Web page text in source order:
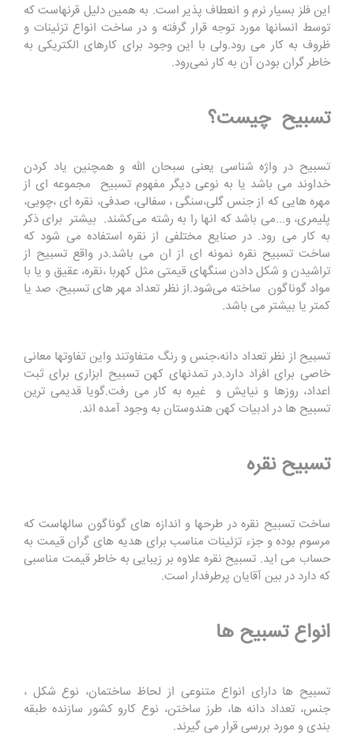
این فلز بسیار نرم و انعطاف پذیر است. به همین دلیل قرنهاست که
توسط انسانها مورد توجه قرار گرفته و در ساخت انواع تزئینات و
ظروف به کار می رود.ولی با این وجود برای کارهای الکتریکی به
خاطر گران بودن آن به کار نمی‌رود.
تسبیح چیست؟
تسبیح در واژه شناسی یعنی سبحان الله و همچنین یاد کردن
خداوند می باشد یا به نوعی دیگر مفهوم تسبیح مجموعه ای از
مهره هایی که از جنس گلی،سنگی ، سفالی، صدفی، نقره ای ،چوبی،
پلیمری، و...می باشد که انها را به رشته می‌کشند. بیشتر برای ذکر
به کار می رود. در صنایع مختلفی از نقره استفاده می شود که
ساخت تسبیح نقره نمونه ای از ان می باشد.در واقع تسبیح از
تراشیدن و شکل دادن سنگهای قیمتی مثل کهربا ،نقره، عقیق و یا با
مواد گوناگون ساخته می‌شود.از نظر تعداد مهر های تسبیح، صد یا
کمتر یا بیشتر می باشد.
تسبیح از نظر تعداد دانه،جنس و رنگ متفاوتند واین تفاوتها معانی
خاصی برای افراد دارد.در تمدنهای کهن تسبیح ابزاری برای ثبت
اعداد، روزها و نیایش و غیره به کار می رفت.گویا قدیمی ترین
تسبیح ها در ادبیات کهن هندوستان به وجود آمده اند.
تسبیح نقره
ساخت تسبیح نقره در طرحها و اندازه های گوناگون سالهاست که
مرسوم بوده و جزء تزئینات مناسب برای هدیه های گران قیمت به
حساب می اید. تسبیح نقره علاوه بر زیبایی به خاطر قیمت مناسبی
که دارد در بین آقایان پرطرفدار است.
انواع تسبیح ها
تسبیح ها دارای انواع متنوعی از لحاظ ساختمان، نوع شکل ،
جنس، تعداد دانه ها، طرز ساختن، نوع کارو کشور سازنده طبقه
بندی و مورد بررسی قرار می گیرند.